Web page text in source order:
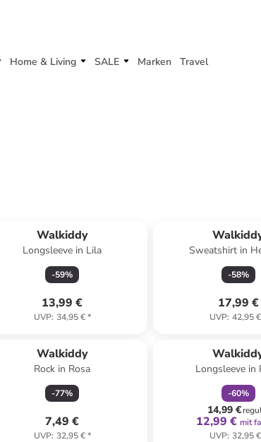
Home & Living SALE Marken Travel
Walkiddy
Longsleeve in Lila
-59%
13,99 €
UVP: 34,95 €*
Sweatshirt in
-58%
17,99 €
UVP: 42,95 €
Walkiddy
Rock in Rosa
-77%
7,49 €
UVP: 32,95 €*
Longsleeve in
-60%
14,99 €
12,99 € mit
UVP: 32,95 €